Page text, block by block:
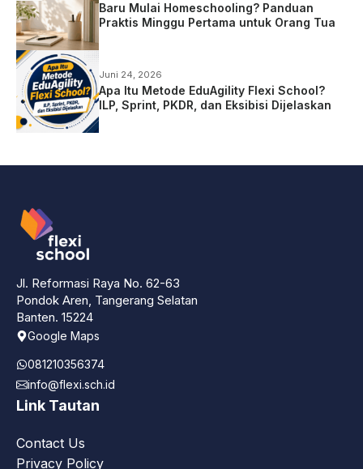
Baru Mulai Homeschooling? Panduan
Praktis Minggu Pertama untuk Orang Tua
Juni 24, 2026
Apa Itu Metode EduAgility Flexi School?
ILP, Sprint, PKDR, dan Eksibisi Dijelaskan
Jl. Reformasi Raya No. 62-63
Pondok Aren, Tangerang Selatan
Banten. 15224
Google Maps
081210356374
info@flexi.sch.id
Link Tautan
Contact Us
Privacy Policy